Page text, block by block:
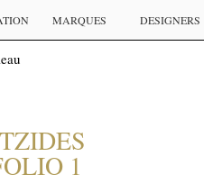
MARQUES DESIGNERS
1